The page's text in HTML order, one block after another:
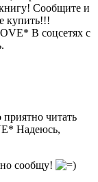
Сообщите и
купить!!!
В соцсетях с
читать
Надеюсь,
сообщу!